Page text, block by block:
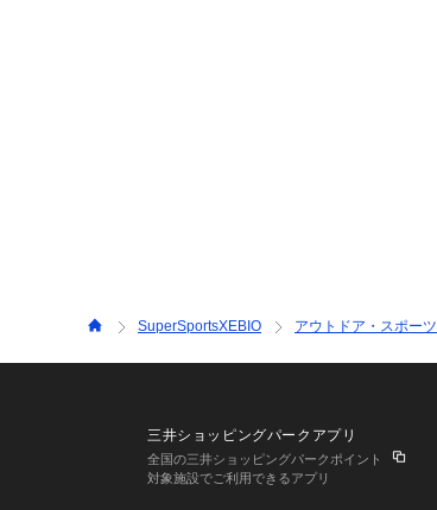
SuperSportsXEBIO アウトドア・スポーツ
三井ショッピングパークアプリ
全国の三井ショッピングパークポイント
対象施設でご利用できるアプリ